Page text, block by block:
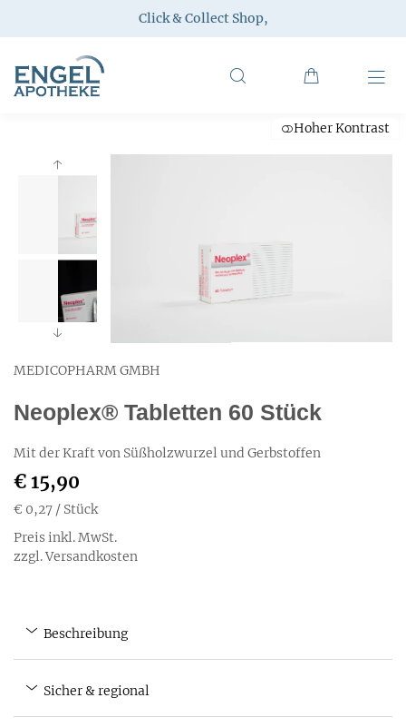
Click & Collect Shop,
Hoher Kontrast
MEDICOPHARM GMBH
Neoplex® Tabletten 60 Stück
Mit der Kraft von Süßholzwurzel und Gerbstoffen
€ 15,90
€ 0,27 / Stück
Preis inkl. MwSt.
zzgl. Versandkosten
Beschreibung
Sicher & regional